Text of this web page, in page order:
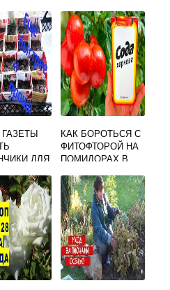
ДЛЯ
КАК БОРОТЬСЯ С
ФИТОФТОРОЙ НА
ПОМИДОРАХ В
ВИДЕО
ПОЛОЖИТЕЛЬНЫ
Й